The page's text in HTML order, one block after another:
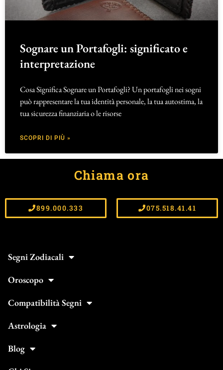
Sognare un Portafogli: significato e
interpretazione
Cosa Significa Sognare un Portafogli? Un portafogli nei sogni
può rappresentare la tua identità personale, la tua autostima, la
tua sicurezza finanziaria o le risorse
SCOPRI DI PIÙ »
Chiama ora
899.000.333 075.518.41.41
Segni Zodiacali
Oroscopo
Compatibilità Segni
Astrologia
Blog